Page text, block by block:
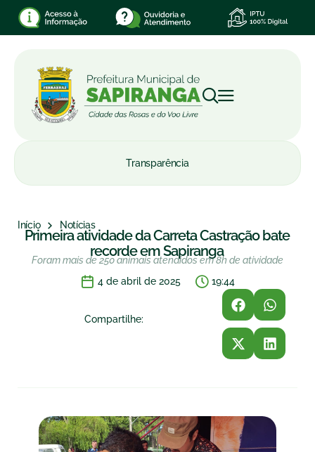
Transparência
Início Notícias
Primeira atividade da Carreta Castração bate
recorde em Sapiranga
Foram mais de 250 animais atendidos em 8h de atividade
4 de abril de 2025
19:44
Compartilhe: